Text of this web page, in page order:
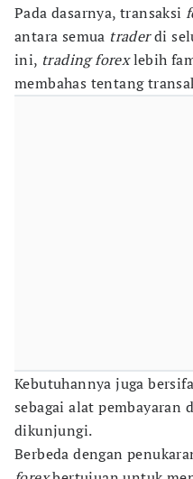
Pada dasarnya, transaksi
antara semua traderdi
ini, trading forexlebih
membahas tentang
Kebutuhannya juga
sebagai alat pembayaran
dikunjungi.
Berbeda dengan